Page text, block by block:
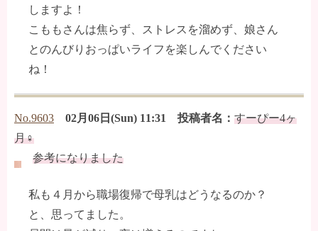
しますよ！
こももさんは焦らず、ストレスを溜めず、娘さん
とのんびりおっぱいライフを楽しんでください
ね！
No.9603 02月06日(Sun) 11:31 投稿者名： すーぴー4ヶ
月♀
参考になりました
私も４月から職場復帰で母乳はどうなるのか？
と、思ってました。